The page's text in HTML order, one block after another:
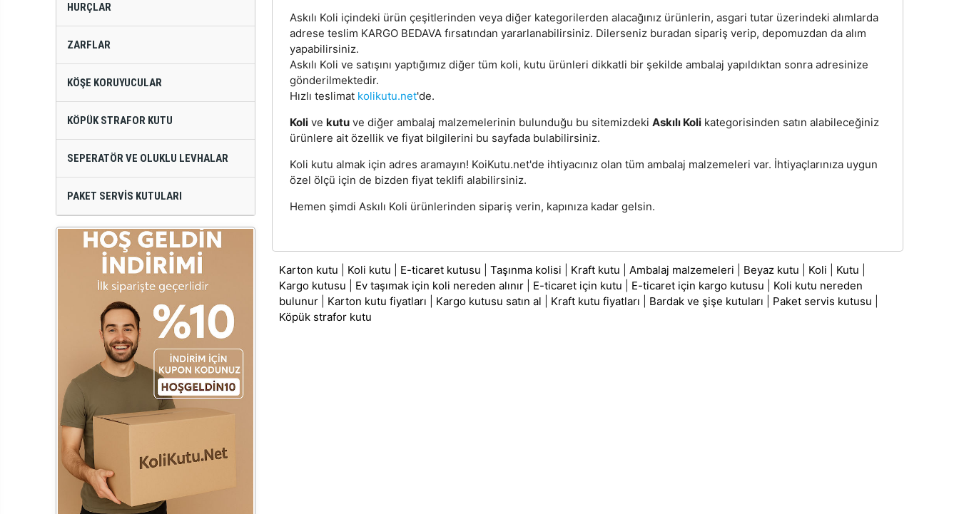
HURÇLAR
ZARFLAR
KÖŞE KORUYUCULAR
KÖPÜK STRAFOR KUTU
SEPERATÖR VE OLUKLU LEVHALAR
PAKET SERVIS KUTULARI
Askılı Koli içindeki ürün çeşitlerinden veya diğer kategorilerden alacağınız ürünlerin, asgari tutar üzerindeki alımlarda
adrese teslim KARGO BEDAVA fırsatından yararlanabilirsiniz. Dilerseniz buradan sipariş verip, depomuzdan da alım
yapabilirsiniz.
Askılı Koli ve satışını yaptığımız diğer tüm koli, kutu ürünleri dikkatli bir şekilde ambalaj yapıldıktan sonra adresinize
gönderilmektedir.
Hızlı teslimat kolikutu.net'de.
Kolive kutuve diğer ambalaj malzemelerinin bulunduğu bu sitemizdeki Askılı Kolikategorisinden satın alabileceğiniz
ürünlere ait özellik ve fiyat bilgilerini bu sayfada bulabilirsiniz.
Koli kutu almak için adres aramayın! KoiKutu.net'de ihtiyacınız olan tüm ambalaj malzemeleri var. İhtiyaçlarınıza uygun
özel ölçü için de bizden fiyat teklifi alabilirsiniz.
Hemen şimdi Askılı Koli ürünlerinden sipariş verin, kapınıza kadar gelsin.
Karton kutu Koli kutu E-ticaret kutusu Taşınma kolisi Kraft kutu Ambalaj malzemeleri Beyaz kutu Koli Kutu
Kargo kutusu
Ev taşımak için koli nereden alınır| E-ticaret için kutu E-ticaret için kargo kutusu
Koli kutu nereden
bulunur| Karton kutu fiyatları Kargo kutusu satın al Kraft kutu fiyatları Bardak ve şişe kutuları Paket servis kutusu
Köpük strafor kutu